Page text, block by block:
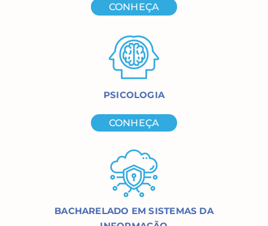
CONHEÇA
PSICOLOGIA
CONHEÇA
BACHARELADO EM SISTEMAS DA